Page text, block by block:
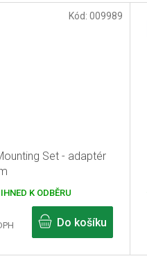
Set - adaptér
K ODBĚRU
Do košíku
Kód: 009989